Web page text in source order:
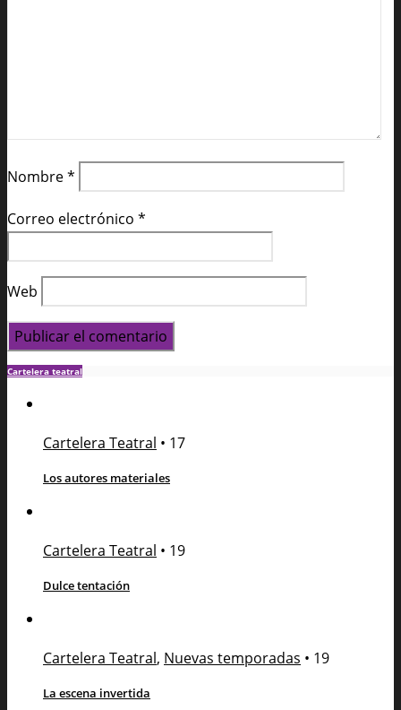
Nombre*
Correo electrónico *
Web
Cartelera teatral
Cartelera Teatral • 17
Los autores materiales
Cartelera Teatral • 19
Dulce tentación
Cartelera Teatral, Nuevas temporadas • 19
La escena invertida